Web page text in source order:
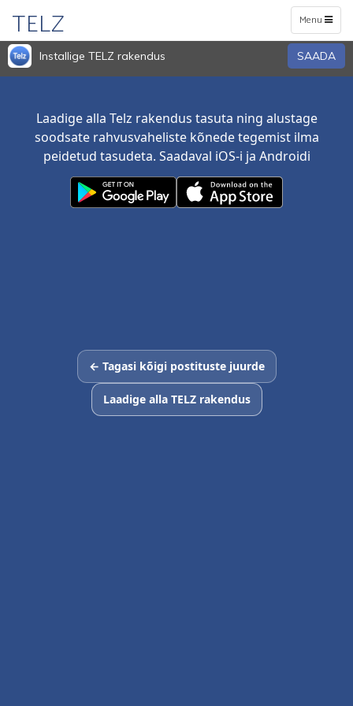
Toggle
navigation
Menu
TELZ
Installige TELZ rakendus SAADA
Laadige alla Telz rakendus tasuta ning alustage
soodsate rahvusvaheliste kõnede tegemist ilma
peidetud tasudeta. Saadaval iOS-i ja Androidi
← Tagasi kõigi postituste juurde
Laadige alla TELZ rakendus